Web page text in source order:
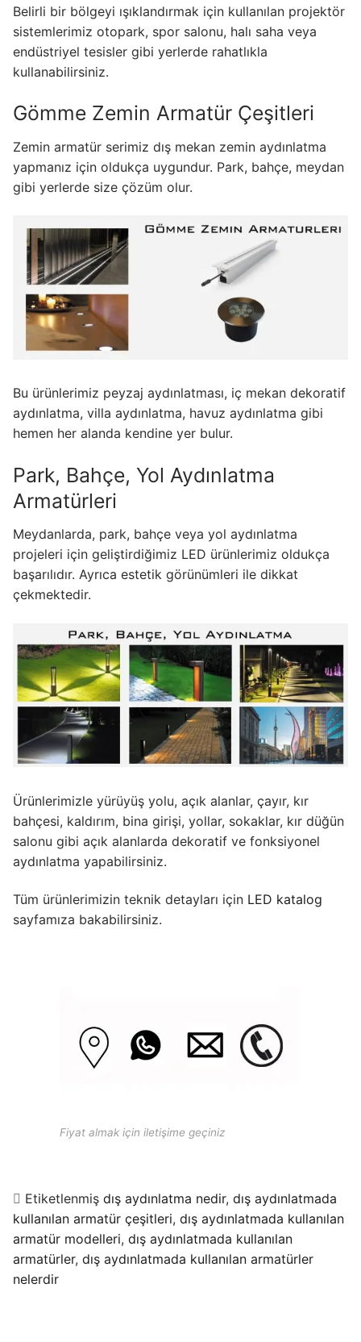
Belirli bir bölgeyi ışıklandırmak için kullanılan projektör
sistemlerimiz otopark, spor salonu, halı saha veya
endüstriyel tesisler gibi yerlerde rahatlıkla
kullanabilirsiniz.
Gömme Zemin Armatür Çeşitleri
Zemin armatür serimiz dış mekan zemin aydınlatma
yapmanız için oldukça uygundur. Park, bahçe, meydan
gibi yerlerde size çözüm olur.
Bu ürünlerimiz peyzaj aydınlatması, iç mekan dekoratif
aydınlatma, villa aydınlatma, havuz aydınlatma gibi
hemen her alanda kendine yer bulur.
Park, Bahçe, Yol Aydınlatma
Armatürleri
Meydanlarda, park, bahçe veya yol aydınlatma
projeleri için geliştirdiğimiz LED ürünlerimiz oldukça
başarılıdır. Ayrıca estetik görünümleri ile dikkat
çekmektedir.
Ürünlerimizle yürüyüş yolu, açık alanlar, çayır, kır
bahçesi, kaldırım, bina girişi, yollar, sokaklar, kır düğün
salonu gibi açık alanlarda dekoratif ve fonksiyonel
aydınlatma yapabilirsiniz.
Tüm ürünlerimizin teknik detayları için LED katalog
sayfamıza bakabilirsiniz.
Fiyat almak için iletişime geçiniz
Etiketlenmiş dış aydınlatma nedir, dış aydınlatmada
kullanılan armatür çeşitleri, dış aydınlatmada kullanılan
armatür modelleri, dış aydınlatmada kullanılan
armatürler, dış aydınlatmada kullanılan armatürler
nelerdir